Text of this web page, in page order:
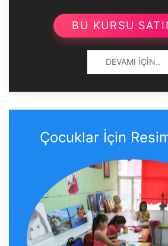
BU KURSU
DEVAMI İÇIN..
Çocuklar İçin